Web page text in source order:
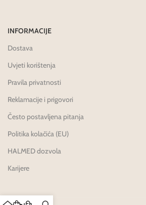
INFORMACIJE
Dostava
Uvjeti korištenja
Pravila privatnosti
Reklamacije i prigovori
Često postavljena pitanja
Politika kolačića (EU)
HALMED dozvola
Karijere